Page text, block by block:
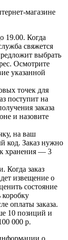
магазине
19.00. Когда
свяжется
выбрать
Осмотрите
указанной
точек для
поступит на
заказа
и назовите
на ваш
код. Заказ нужно
хранения — 3
Когда заказ
извещение о
состояние
коробку
оплаты заказа.
10 позиций и
000 р.
о